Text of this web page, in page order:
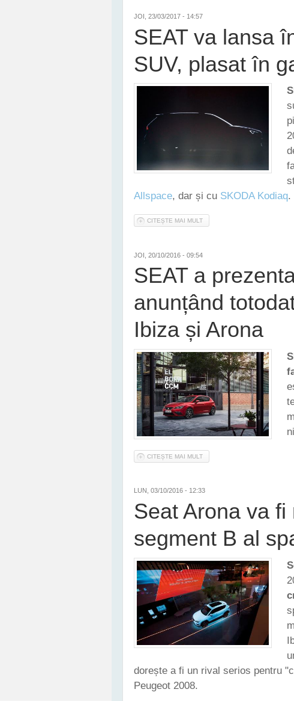
JOI, 23/03/2017 - 14:57
SEAT va lansa
SUV, plasat în
Allspace, dar și cu SKODA Kodiaq.
CITEȘTE MAI MULT
JOI, 20/10/2016 - 09:54
SEAT a
anunțând
Ibiza și Arona
CITEȘTE MAI MULT
LUN, 03/10/2016 - 12:33
Seat Arona va
segment B al
dorește a fi un rival serios pentru
Peugeot 2008.